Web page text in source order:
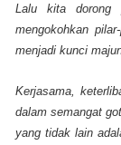
Lalu kita dorong
mengokohkan
menjadi kunci
Kerjasama,
dalam semangat
yang tidak lain